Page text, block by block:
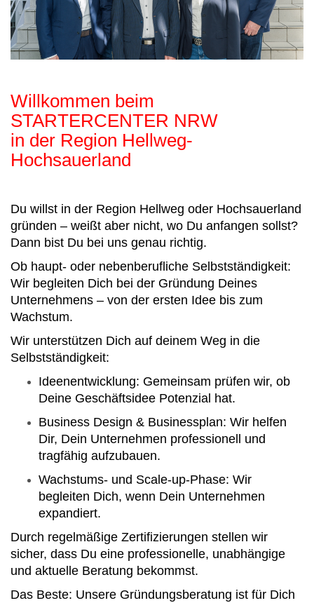
Willkommen beim
STARTERCENTER NRW
in der Region Hellweg-
Hochsauerland
Du willst in der Region Hellweg oder Hochsauerland
gründen – weißt aber nicht, wo Du anfangen sollst?
Dann bist Du bei uns genau richtig.
Ob haupt- oder nebenberufliche Selbstständigkeit:
Wir begleiten Dich bei der Gründung Deines
Unternehmens – von der ersten Idee bis zum
Wachstum.
Wir unterstützen Dich auf deinem Weg in die
Selbstständigkeit:
Ideenentwicklung: Gemeinsam prüfen wir, ob
Deine Geschäftsidee Potenzial hat.
Business Design & Businessplan: Wir helfen
Dir, Dein Unternehmen professionell und
tragfähig aufzubauen.
Wachstums- und Scale-up-Phase: Wir
begleiten Dich, wenn Dein Unternehmen
expandiert.
Durch regelmäßige Zertifizierungen stellen wir
sicher, dass Du eine professionelle, unabhängige
und aktuelle Beratung bekommst.
Das Beste: Unsere Gründungsberatung ist für Dich